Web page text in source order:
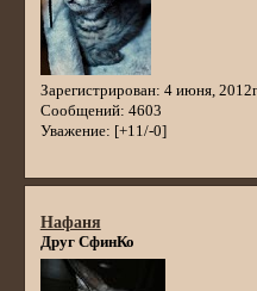
Зарегистрирован: 4 июня,
Сообщений: 4603
Уважение: [+11/-0]
Нафаня
Друг СфинКо